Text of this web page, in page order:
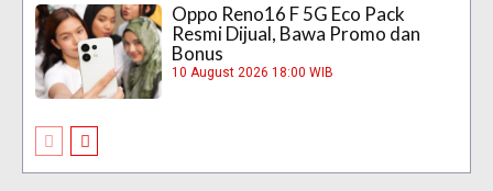
Oppo Reno16 F 5G Eco Pack
Resmi Dijual, Bawa Promo dan
Bonus
10 August 2026 18:00 WIB